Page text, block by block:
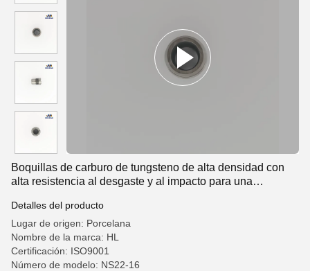
Boquillas de carburo de tungsteno de alta densidad con
alta resistencia al desgaste y al impacto para una
Detalles del producto
Lugar de origen: Porcelana
Nombre de la marca: HL
Certificación: ISO9001
Número de modelo: NS22-16